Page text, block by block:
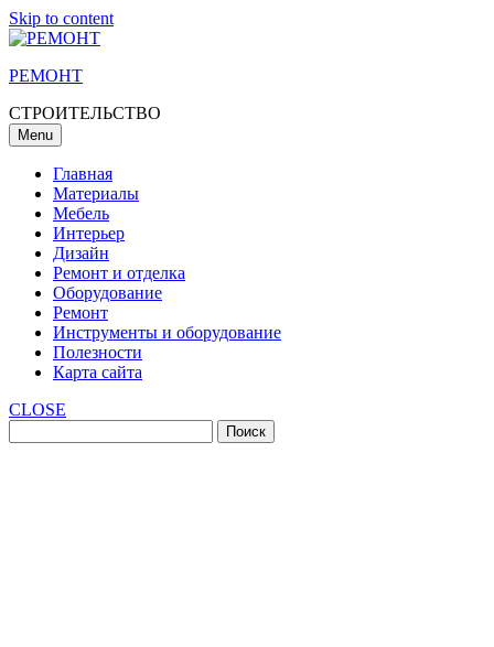
Skip to content
РЕМОНТ
СТРОИТЕЛЬСТВО
Menu
Главная
Материалы
Мебель
Интерьер
Дизайн
Ремонт и отделка
Оборудование
Ремонт
Инструменты и оборудование
Полезности
Карта сайта
CLOSE